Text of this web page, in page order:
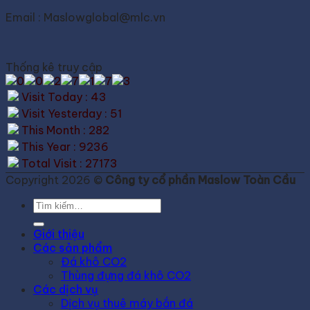
Email : Maslowglobal@mlc.vn
Thống kê truy cập
Visit Today : 43
Visit Yesterday : 51
This Month : 282
This Year : 9236
Total Visit : 27173
Copyright 2026 © Công ty cổ phần Maslow Toàn Cầu
Tìm
Giới thiệu
Các sản phẩm
Đá khô CO2
Thùng đựng đá khô CO2
Các dịch vụ
Dịch vụ thuê máy bắn đá